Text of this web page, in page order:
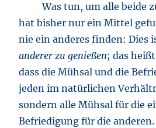
Was tun, um alle beide
hat bisher nur ein Mittel
nie ein anderes finden: Dies
anderer zu genießen; das
dass die Mühsal und die
jeden im natürlichen
sondern alle Mühsal für die
Befriedigung für die anderen.